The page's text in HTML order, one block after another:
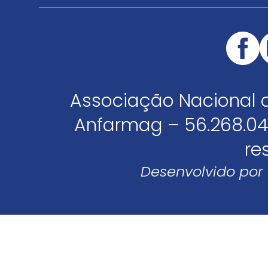
Associação Nacional
Anfarmag –
Desenvolvido por